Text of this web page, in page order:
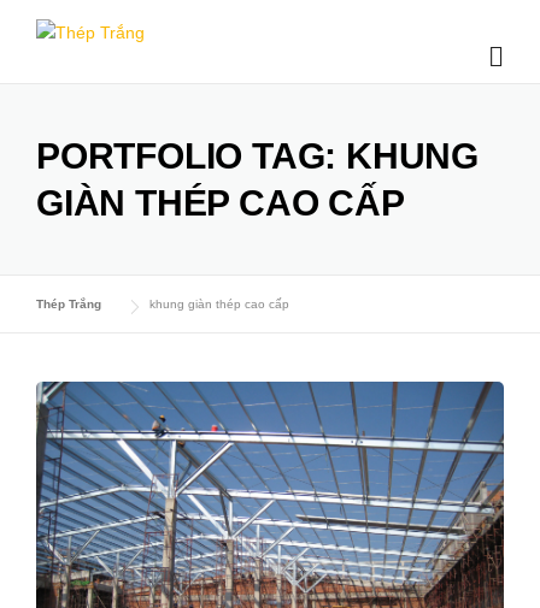
PORTFOLIO TAG: KHUNG
GIÀN THÉP CAO CẤP
Thép Trắng khung giàn thép cao cấp